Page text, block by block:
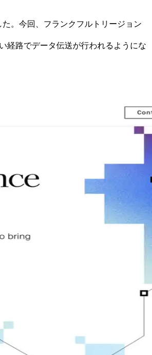
。今回、フランクフルトリージョン
経路でデータ伝送が行われるようにな